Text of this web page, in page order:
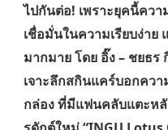
ไปกันต่อ! เพราะยุคนี้ควา
เชื่อมั่นในความเรียบง่าย
มากมาย โดย อิ๊ง – ชยธ
เจาะลึกสกินแคร์บอกคว
กล่อง ที่มีแฟนคลับแตะห